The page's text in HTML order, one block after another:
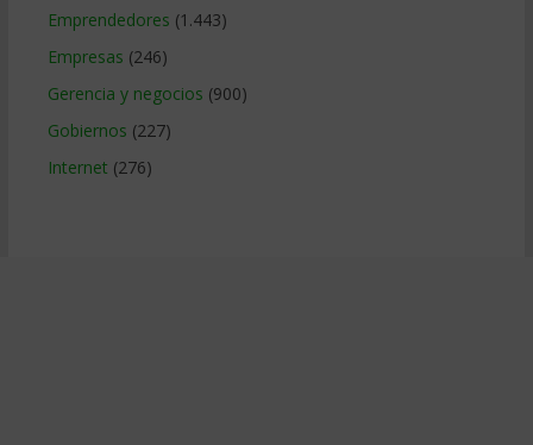
Emprendedores (1.443)
Empresas (246)
Gerencia y negocios (900)
Gobiernos (227)
Internet (276)